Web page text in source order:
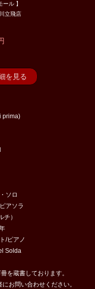
ール 】
立飛店
を見る
prima)
ソロ
アソラ
）
/ピアノ
Solda
を蔵書しております。
お問い合わせください。